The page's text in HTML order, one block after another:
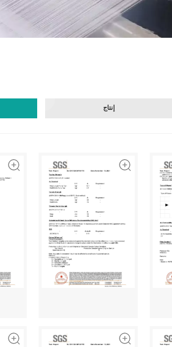
إنتاج